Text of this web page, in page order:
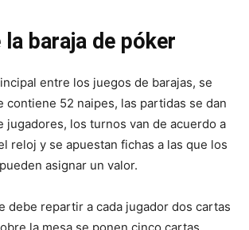
baraja de póker
entre los juegos de barajas, se
contiene 52 naipes, las partidas se dan
jugadores, los turnos van de acuerdo a
reloj y se apuestan fichas a las que los
asignar un valor.
debe repartir a cada jugador dos cartas